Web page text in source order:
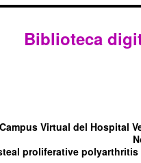
Biblioteca
Campus Virtual del Hospital
proliferative